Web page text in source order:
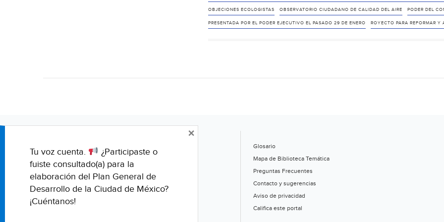
OBJECIONES ECOLOGISTAS OBSERVATORIO CIUDADANO DE CALIDAD DEL AIRE PODER DEL
PRESENTADA POR EL PODER EJECUTIVO EL PASADO 29 DE ENERO ROYECTO PARA REFORMAR Y
Glosario
Mapa de Biblioteca Temática
Preguntas Frecuentes
Contacto y sugerencias
Aviso de privacidad
Califica este portal
Tu voz cuenta.
¿Participaste o
fuiste consultado(a) para la
elaboración del Plan General de
Desarrollo de la Ciudad de México?
¡Cuéntanos!
×